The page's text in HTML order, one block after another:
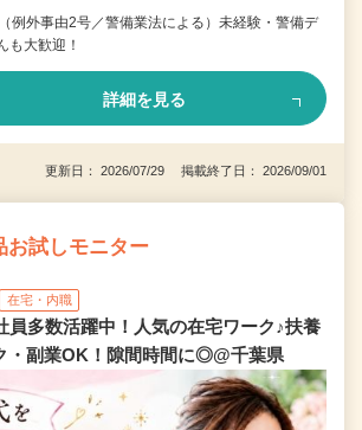
例外事由2号／警備業法による）未経験・警備デ
も大歓迎！
詳細を見る
更新日： 2026/07/29 掲載終了日： 2026/09/01
お試しモニター
在宅・内職
員多数活躍中！人気の在宅ワーク♪扶養
・副業OK！隙間時間に◎@千葉県